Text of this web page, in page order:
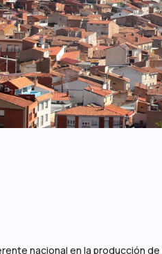
nacional en la producción